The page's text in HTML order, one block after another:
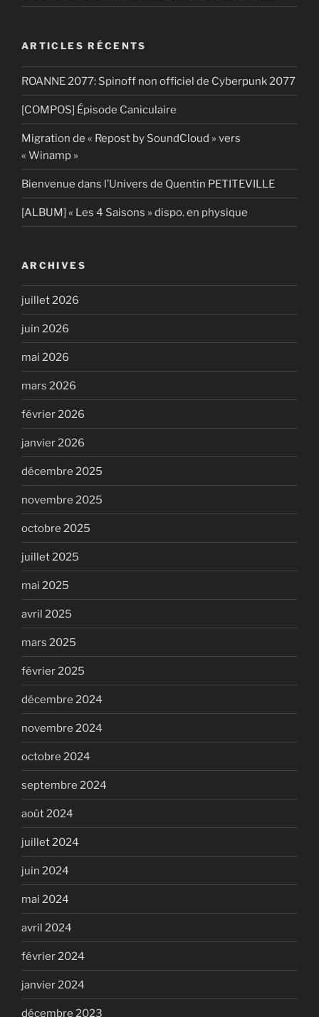
ARTICLES RÉCENTS
ROANNE 2077: Spinoff non officiel de Cyberpunk 2077
[COMPOS] Épisode Caniculaire
Migration de « Repost by SoundCloud » vers
« Winamp »
Bienvenue dans l’Univers de Quentin PETITEVILLE
[ALBUM] « Les 4 Saisons » dispo. en physique
ARCHIVES
juillet 2026
juin 2026
mai 2026
mars 2026
février 2026
janvier 2026
décembre 2025
novembre 2025
octobre 2025
juillet 2025
mai 2025
avril 2025
mars 2025
février 2025
décembre 2024
novembre 2024
octobre 2024
septembre 2024
août 2024
juillet 2024
juin 2024
mai 2024
avril 2024
février 2024
janvier 2024
décembre 2023